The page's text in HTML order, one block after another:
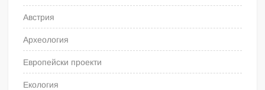
Австрия
Археология
Европейски проекти
Екология